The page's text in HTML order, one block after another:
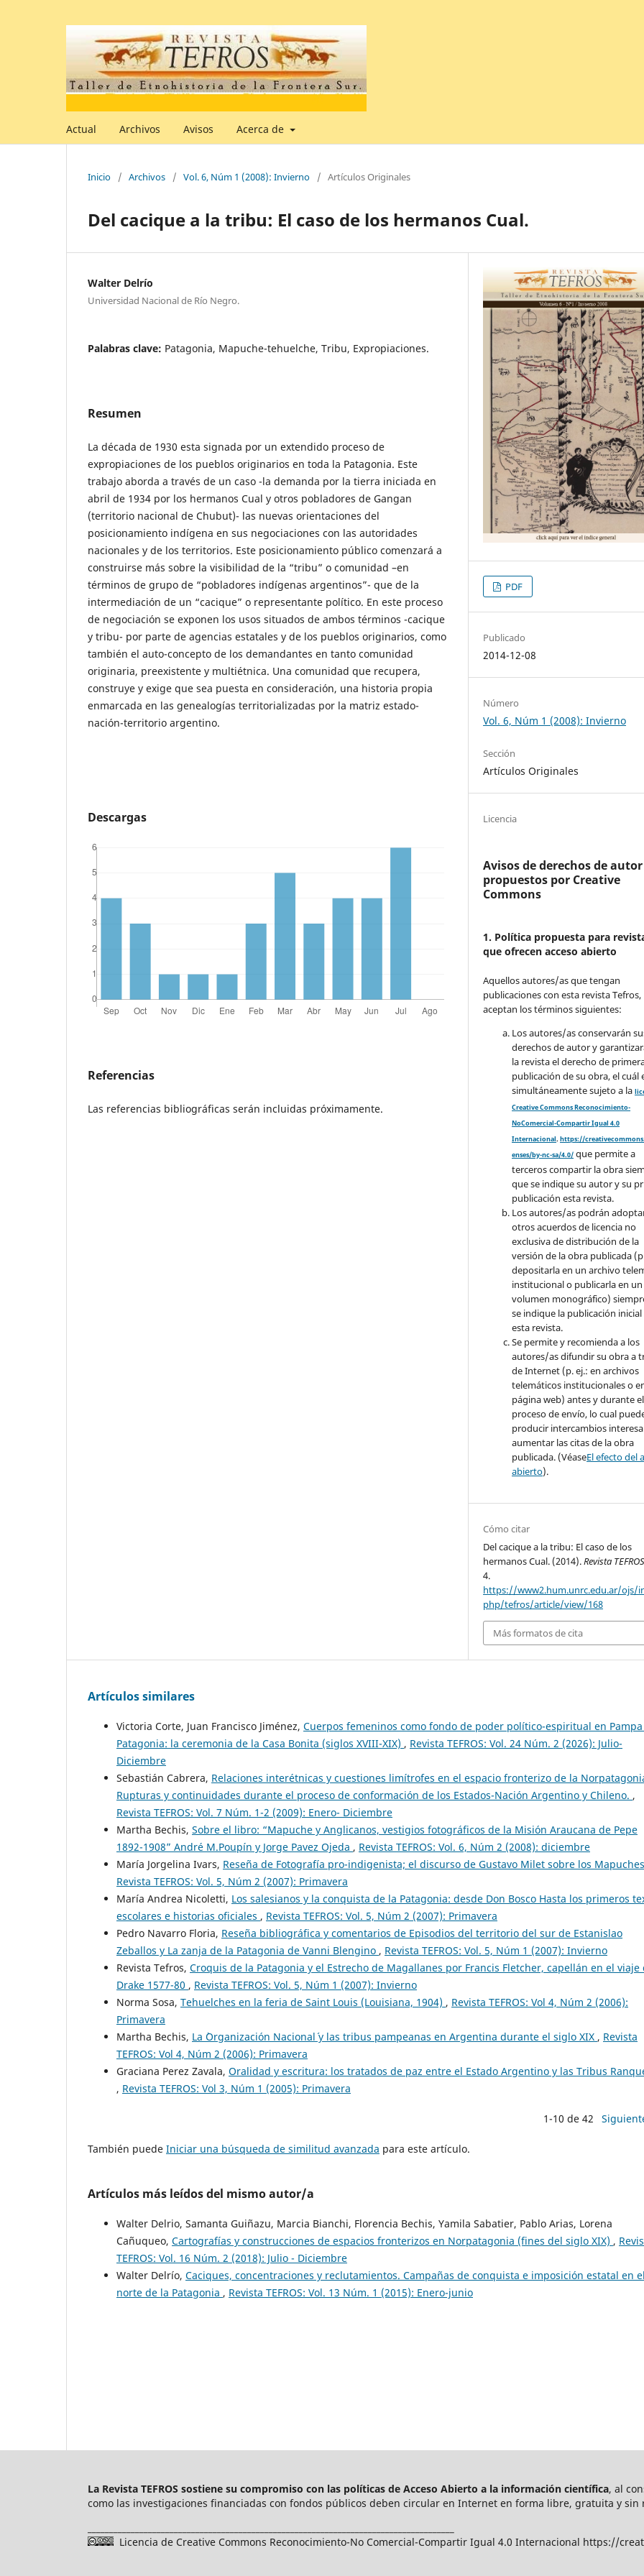
Actual Archivos Avisos Acerca de
Inicio / Archivos / Vol. 6, Núm 1 (2008): Invierno / Artículos Originales
Del cacique a la tribu: El caso de los hermanos Cual.
Walter Delrío
Universidad Nacional de Río Negro.
Palabras clave: Patagonia, Mapuche-tehuelche, Tribu, Expropiaciones.
Resumen
La década de 1930 esta signada por un extendido proceso de
expropiaciones de los pueblos originarios en toda la Patagonia. Este
trabajo aborda a través de un caso -la demanda por la tierra iniciada en
abril de 1934 por los hermanos Cual y otros pobladores de Gangan
(territorio nacional de Chubut)- las nuevas orientaciones del
posicionamiento indígena en sus negociaciones con las autoridades
nacionales y de los territorios. Este posicionamiento público comenzará a
construirse más sobre la visibilidad de la “tribu” o comunidad –en
términos de grupo de “pobladores indígenas argentinos”- que de la
intermediación de un “cacique” o representante político. En este proceso
de negociación se exponen los usos situados de ambos términos -cacique
y tribu- por parte de agencias estatales y de los pueblos originarios, como
también el auto-concepto de los demandantes en tanto comunidad
originaria, preexistente y multiétnica. Una comunidad que recupera,
construye y exige que sea puesta en consideración, una historia propia
enmarcada en las genealogías territorializadas por la matriz estado-
nación-territorio argentino.
Descargas
Referencias
Las referencias bibliográficas serán incluidas próximamente.
PDF
Publicado
2014-12-08
Número
Vol. 6, Núm 1 (2008): Invierno
Sección
Artículos Originales
Licencia
Avisos de derechos de autor
propuestos por Creative
Commons
1. Política propuesta para
que ofrecen acceso abierto
Aquellos autores/as que tengan
publicaciones con esta revista Tefros,
aceptan los términos siguientes:
Los autores/as conservarán
derechos de autor y
la revista el derecho de
publicación de su obra, el cuál
simultáneamente sujeto a la
Creative Commons Reconocimiento-
NoComercial-Compartir Igual 4.0
Internacional.https://
enses/by-nc-sa/4.0/ que permite a
terceros compartir la obra
que se indique su autor y su
publicación esta revista.
Los autores/as podrán
otros acuerdos de licencia no
exclusiva de distribución de la
versión de la obra publicada
depositarla en un archivo
institucional o publicarla en un
volumen monográfico)
se indique la publicación inicial
esta revista.
Se permite y recomienda a los
autores/as difundir su obra a
de Internet (p. ej.: en archivos
telemáticos institucionales o
página web) antes y durante el
proceso de envío, lo cual
producir intercambios
aumentar las citas de la obra
publicada. (VéaseEl efecto del
abierto).
Cómo citar
Del cacique a la tribu: El caso de los
hermanos Cual. (2014).Revista
4.
https://www2.hum.unrc.edu.ar/ojs/
php/tefros/article/view/168
Más formatos de cita
Artículos similares
Victoria Corte, Juan Francisco Jiménez, Cuerpos femeninos como fondo de poder político-espiritual en
Patagonia: la ceremonia de la Casa Bonita (siglos XVIII-XIX) , Revista TEFROS: Vol. 24 Núm. 2 (2026): Julio-
Diciembre
Sebastián Cabrera, Relaciones interétnicas y cuestiones limítrofes en el espacio fronterizo de la
Rupturas y continuidades durante el proceso de conformación de los Estados-Nación Argentino y Chileno. ,
Revista TEFROS: Vol. 7 Núm. 1-2 (2009): Enero- Diciembre
Martha Bechis, Sobre el libro: “Mapuche y Anglicanos, vestigios fotográficos de la Misión Araucana de Pepe
1892-1908” André M.Poupín y Jorge Pavez Ojeda , Revista TEFROS: Vol. 6, Núm 2 (2008): diciembre
María Jorgelina Ivars, Reseña de Fotografía pro-indigenista; el discurso de Gustavo Milet sobre los
Revista TEFROS: Vol. 5, Núm 2 (2007): Primavera
María Andrea Nicoletti, Los salesianos y la conquista de la Patagonia: desde Don Bosco Hasta los primeros
escolares e historias oficiales , Revista TEFROS: Vol. 5, Núm 2 (2007): Primavera
Pedro Navarro Floria, Reseña bibliográfica y comentarios de Episodios del territorio del sur de Estanislao
Zeballos y La zanja de la Patagonia de Vanni Blengino , Revista TEFROS: Vol. 5, Núm 1 (2007): Invierno
Revista Tefros, Croquis de la Patagonia y el Estrecho de Magallanes por Francis Fletcher, capellán en el viaje
Drake 1577-80 , Revista TEFROS: Vol. 5, Núm 1 (2007): Invierno
Norma Sosa, Tehuelches en la feria de Saint Louis (Louisiana, 1904) , Revista TEFROS: Vol 4, Núm 2 (2006):
Primavera
Martha Bechis, La `Organización Nacional´ y las tribus pampeanas en Argentina durante el siglo XIX , Revista
TEFROS: Vol 4, Núm 2 (2006): Primavera
Graciana Perez Zavala, Oralidad y escritura: los tratados de paz entre el Estado Argentino y las Tribus
, Revista TEFROS: Vol 3, Núm 1 (2005): Primavera
1-10 de 42
También puede Iniciar una búsqueda de similitud avanzada para este artículo.
Artículos más leídos del mismo autor/a
Walter Delrio, Samanta Guiñazu, Marcia Bianchi, Florencia Bechis, Yamila Sabatier, Pablo Arias, Lorena
Cañuqueo, Cartografías y construcciones de espacios fronterizos en Norpatagonia (fines del siglo XIX) ,
TEFROS: Vol. 16 Núm. 2 (2018): Julio - Diciembre
Walter Delrío, Caciques, concentraciones y reclutamientos. Campañas de conquista e imposición estatal en
norte de la Patagonia , Revista TEFROS: Vol. 13 Núm. 1 (2015): Enero-junio
La Revista TEFROS sostiene su compromiso con las políticas de Acceso Abierto a la información científica, al
como las investigaciones financiadas con fondos públicos deben circular en Internet en forma libre, gratuita y sin
Licencia de Creative Commons Reconocimiento-No Comercial-Compartir Igual 4.0 Internacional https://